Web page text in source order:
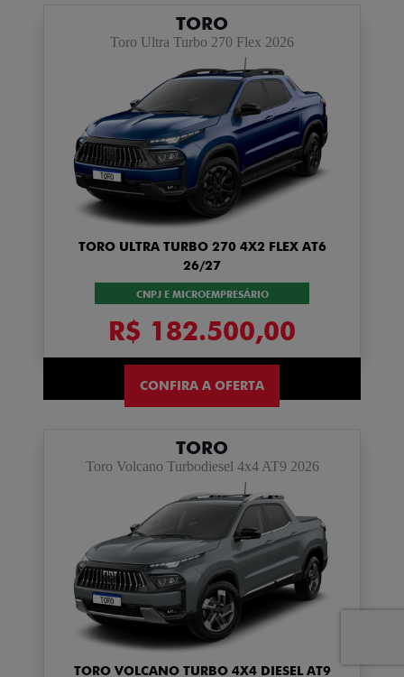
TORO
Toro Ultra Turbo 270 Flex 2026
TORO ULTRA TURBO 270 4X2 FLEX AT6
26/27
CNPJ E MICROEMPRESÁRIO
R$ 182.500,00
CONFIRA A OFERTA
TORO
Toro Volcano Turbodiesel 4x4 AT9 2026
TORO VOLCANO TURBO 4X4 DIESEL AT9